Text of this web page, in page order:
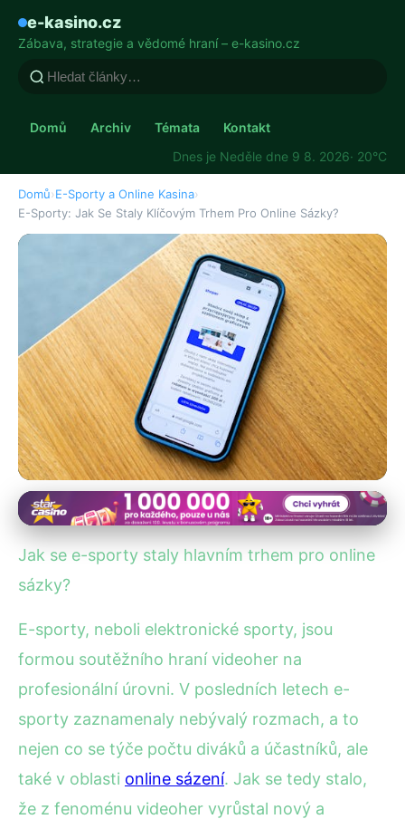
e-kasino.cz
Zábava, strategie a vědomé hraní – e-kasino.cz
Domů Archiv Témata
Kontakt
Dnes je Neděle dne 9 8. 2026· 20°C
Domů›E-Sporty a Online Kasina›
E-Sporty: Jak Se Staly Klíčovým Trhem Pro Online Sázky?
E-Sporty a Online Kasina
E-Sporty: Jak Se Staly
Klíčovým Trhem Pro Online
Sázky?
10. 2. 2026· 4 min čtení · Autor: Michaela Novotná
Jak se e-sporty staly hlavním trhem pro online
sázky?
E-sporty, neboli elektronické sporty, jsou
formou soutěžního hraní videoher na
profesionální úrovni. V posledních letech e-
sporty zaznamenaly nebývalý rozmach, a to
nejen co se týče počtu diváků a účastníků, ale
také v oblasti online sázení. Jak se tedy stalo,
že z fenoménu videoher vyrůstal nový a